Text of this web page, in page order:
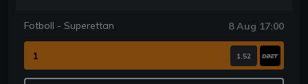
Fotboll - Superettan 8 Aug 17:00
1 1.52